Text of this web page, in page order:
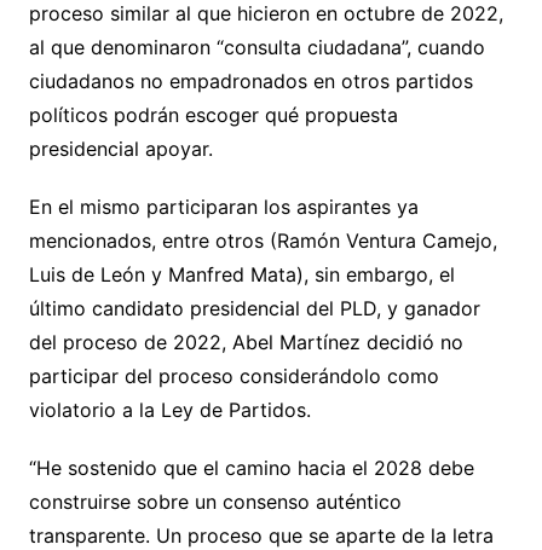
proceso similar al que hicieron en octubre de 2022,
al que denominaron “consulta ciudadana”, cuando
ciudadanos no empadronados en otros partidos
políticos podrán escoger qué propuesta
presidencial apoyar.
En el mismo participaran los aspirantes ya
mencionados, entre otros (Ramón Ventura Camejo,
Luis de León y Manfred Mata), sin embargo, el
último candidato presidencial del PLD, y ganador
del proceso de 2022, Abel Martínez decidió no
participar del proceso considerándolo como
violatorio a la Ley de Partidos.
“He sostenido que el camino hacia el 2028 debe
construirse sobre un consenso auténtico
transparente. Un proceso que se aparte de la letra